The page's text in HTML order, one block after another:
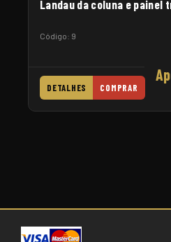
Landau da coluna e painel
Código: 9
DETALHES COMPRAR